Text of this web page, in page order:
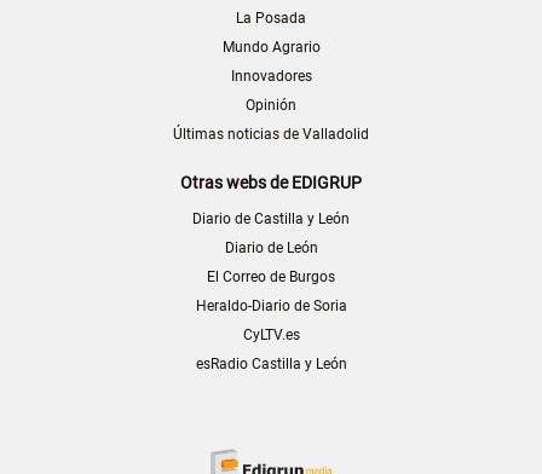
La Posada
Mundo Agrario
Innovadores
Opinión
Últimas noticias de Valladolid
Otras webs de EDIGRUP
Diario de Castilla y León
Diario de León
El Correo de Burgos
Heraldo-Diario de Soria
CyLTV.es
esRadio Castilla y León